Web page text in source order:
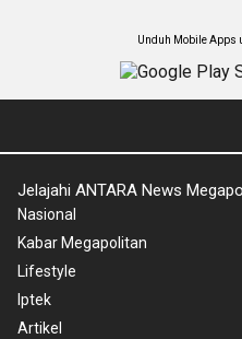
Unduh Mobile Apps
Jelajahi ANTARA News
Nasional
Kabar Megapolitan
Lifestyle
Iptek
Artikel